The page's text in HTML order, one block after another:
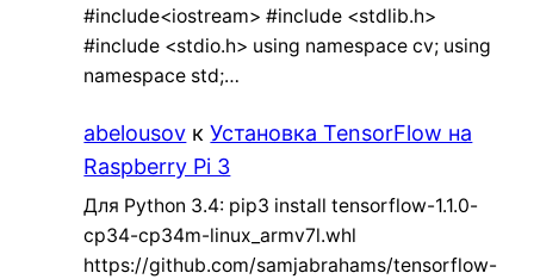
#include<iostream> #include <stdlib.h>
#include <stdio.h> using namespace cv; using
namespace std;…
abelousov кУстановка TensorFlow на
Raspberry Pi 3
Для Python 3.4: pip3 install tensorflow-1.1.0-
cp34-cp34m-linux_armv7l.whl
https://github.com/samjabrahams/tensorflow-